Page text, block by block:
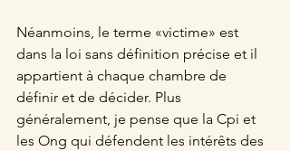
Néanmoins, le terme «victime» est
dans la loi sans définition précise et il
appartient à chaque chambre de
définir et de décider. Plus
généralement, je pense que la Cpi et
les Ong qui défendent les intérêts des